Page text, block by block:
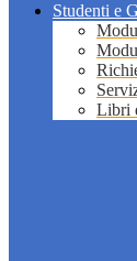
Studenti e
Libri